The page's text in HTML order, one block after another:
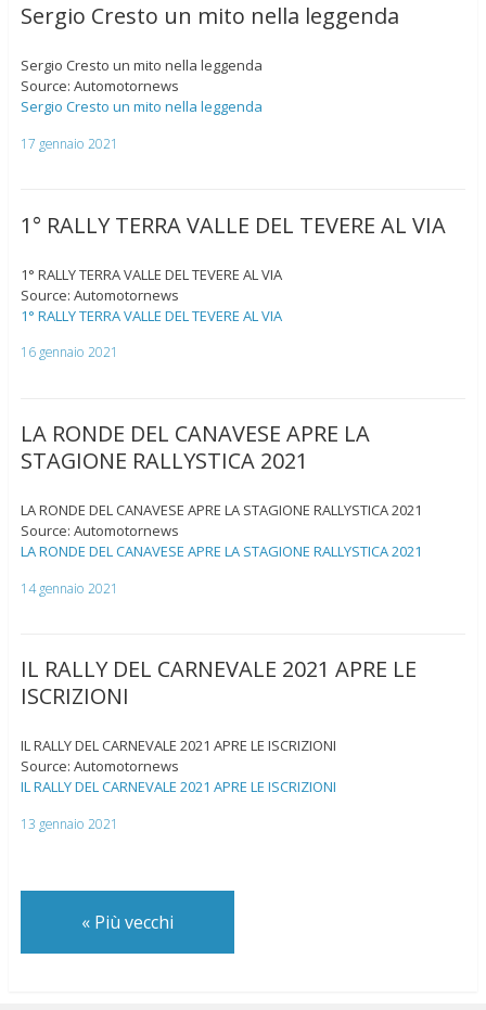
Sergio Cresto un mito nella leggenda
Sergio Cresto un mito nella leggenda
Source: Automotornews
Sergio Cresto un mito nella leggenda
17 gennaio 2021
1° RALLY TERRA VALLE DEL TEVERE AL VIA
1° RALLY TERRA VALLE DEL TEVERE AL VIA
Source: Automotornews
1° RALLY TERRA VALLE DEL TEVERE AL VIA
16 gennaio 2021
LA RONDE DEL CANAVESE APRE LA
STAGIONE RALLYSTICA 2021
LA RONDE DEL CANAVESE APRE LA STAGIONE RALLYSTICA 2021
Source: Automotornews
LA RONDE DEL CANAVESE APRE LA STAGIONE RALLYSTICA 2021
14 gennaio 2021
IL RALLY DEL CARNEVALE 2021 APRE LE
ISCRIZIONI
IL RALLY DEL CARNEVALE 2021 APRE LE ISCRIZIONI
Source: Automotornews
IL RALLY DEL CARNEVALE 2021 APRE LE ISCRIZIONI
13 gennaio 2021
«Più vecchi